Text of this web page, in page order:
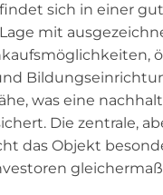
sich in einer gut
mit
was eine
Die zentrale,
das Objekt